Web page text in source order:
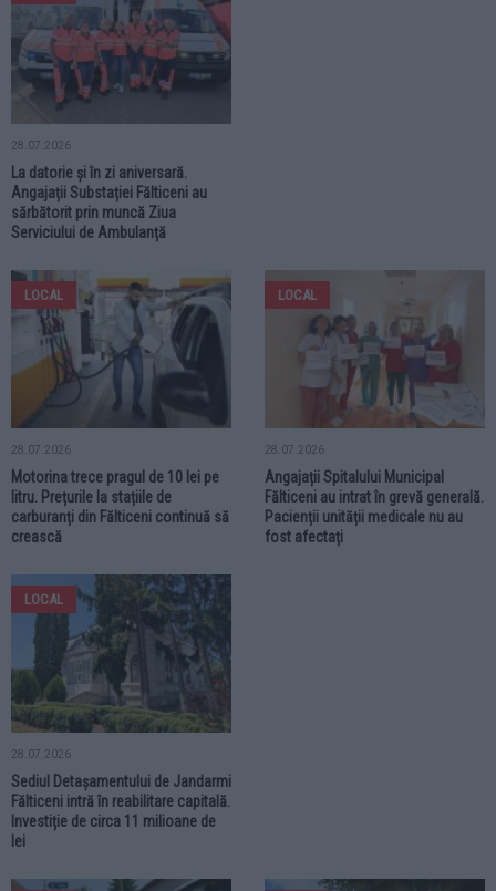
28.07.2026
La datorie și în zi aniversară.
Angajații Substației Fălticeni au
sărbătorit prin muncă Ziua
Serviciului de Ambulanță
LOCAL
28.07.2026
Motorina trece pragul de 10 lei pe
litru. Prețurile la stațiile de
carburanți din Fălticeni continuă să
crească
LOCAL
28.07.2026
Angajații Spitalului Municipal
Fălticeni au intrat în grevă generală.
Pacienții unității medicale nu au
fost afectați
LOCAL
28.07.2026
Sediul Detașamentului de Jandarmi
Fălticeni intră în reabilitare capitală.
Investiție de circa 11 milioane de
lei